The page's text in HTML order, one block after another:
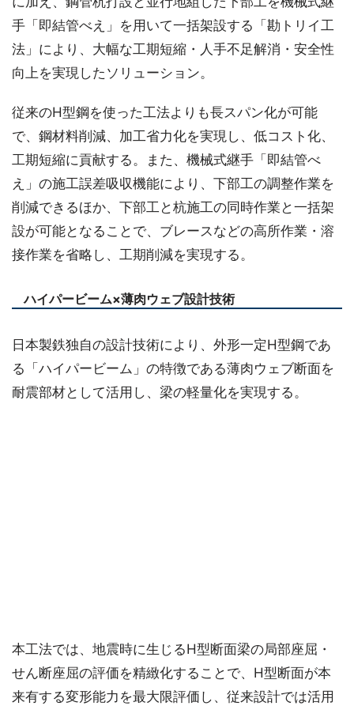
手「即結管べえ」を用いて一括架設する「勘トリイ工
法」により、大幅な工期短縮・人手不足解消・安全性
向上を実現したソリューション。
従来のH型鋼を使った工法よりも長スパン化が可能
で、鋼材料削減、加工省力化を実現し、低コスト化、
工期短縮に貢献する。また、機械式継手「即結管べ
え」の施工誤差吸収機能により、下部工の調整作業を
削減できるほか、下部工と杭施工の同時作業と一括架
設が可能となることで、ブレースなどの高所作業・溶
接作業を省略し、工期削減を実現する。
ハイパービーム×薄肉ウェブ設計技術
日本製鉄独自の設計技術により、外形一定H型鋼であ
る「ハイパービーム」の特徴である薄肉ウェブ断面を
耐震部材として活用し、梁の軽量化を実現する。
本工法では、地震時に生じるH型断面梁の局部座屈・
せん断座屈の評価を精緻化することで、H型断面が本
来有する変形能力を最大限評価し、従来設計では活用